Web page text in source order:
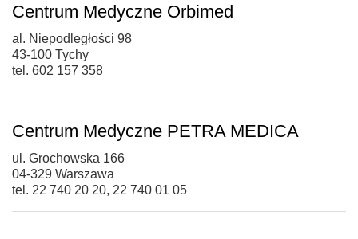
Centrum Medyczne Orbimed
al. Niepodległości 98
43-100 Tychy
tel. 602 157 358
Centrum Medyczne PETRA MEDICA
ul. Grochowska 166
04-329 Warszawa
tel. 22 740 20 20, 22 740 01 05